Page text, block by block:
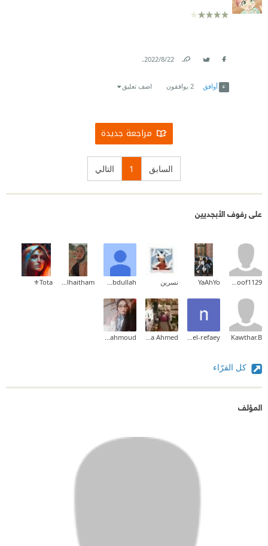
22‏/8‏/2022
.
أوافق 2 يوافقون اضف تعليق
مراجعة جديدة
السابق 1 التالي
على رفوف الأبجديين
hanoof1129
YaAhYo نسرين Saad Abdullah
Zainab_alhaitham
Tota⚜️
Kawthar.B
nancy el-refaey
Nora Ahmed
Ola Mahmoud
كل القرّاء
المؤلف